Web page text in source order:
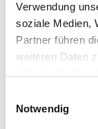
Verwendung
soziale Medien,
Partner führen
weiteren Daten
Notwendig